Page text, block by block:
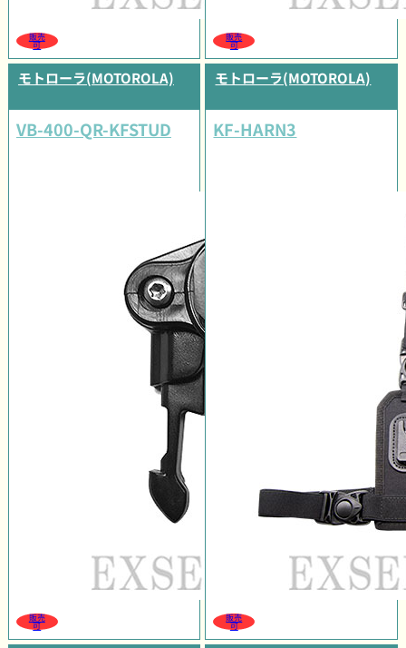
販売
可
販売
可
モトローラ(MOTOROLA)
VB-400-QR-KFSTUD
販売
可
モトローラ(MOTOROLA)
KF-HARN3
販売
可